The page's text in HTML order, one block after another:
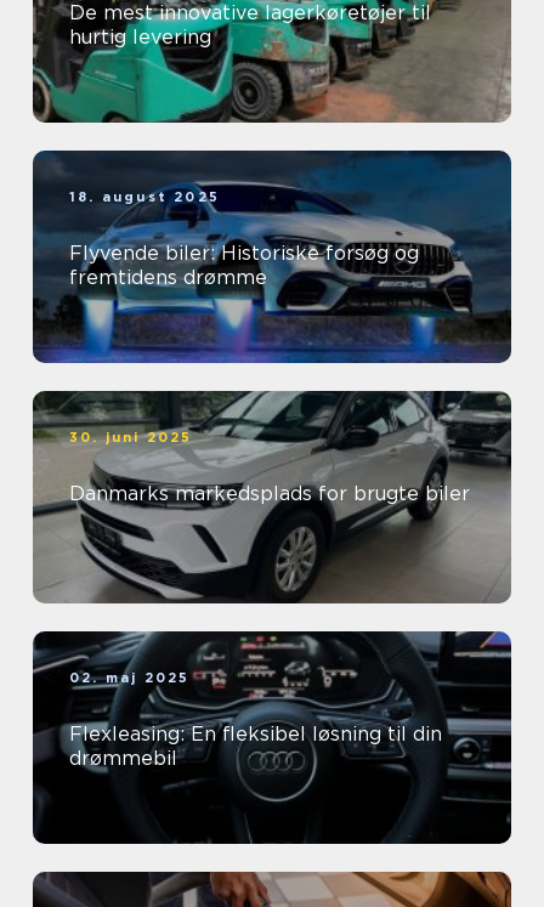
De mest innovative lagerkøretøjer til
hurtig levering
18. august 2025
Flyvende biler: Historiske forsøg og
fremtidens drømme
30. juni 2025
Danmarks markedsplads for brugte biler
02. maj 2025
Flexleasing: En fleksibel løsning til din
drømmebil